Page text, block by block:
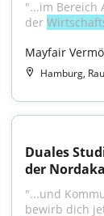
"...im Bereich
der
Mayfair
Hamburg,
Duales
der
"...und